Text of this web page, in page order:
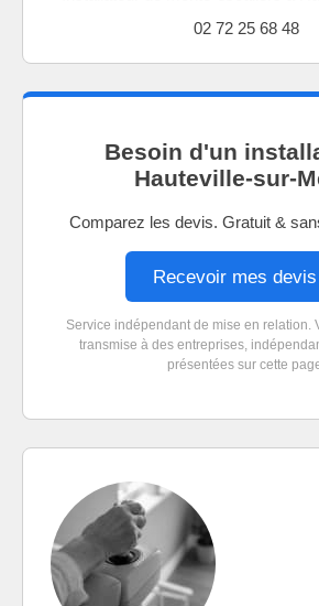
02 72 25 68 48
Besoin d'un
Hauteville-sur-
Comparez les devis. Gratuit &
Recevoir mes
Service indépendant de mise en relation.
transmise à des entreprises,
présentées sur cette